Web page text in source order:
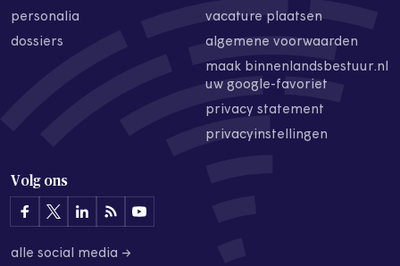
personalia
dossiers
vacature plaatsen
algemene voorwaarden
maak binnenlandsbestuur.nl
uw google-favoriet
privacy statement
privacyinstellingen
Volg ons
alle social media →